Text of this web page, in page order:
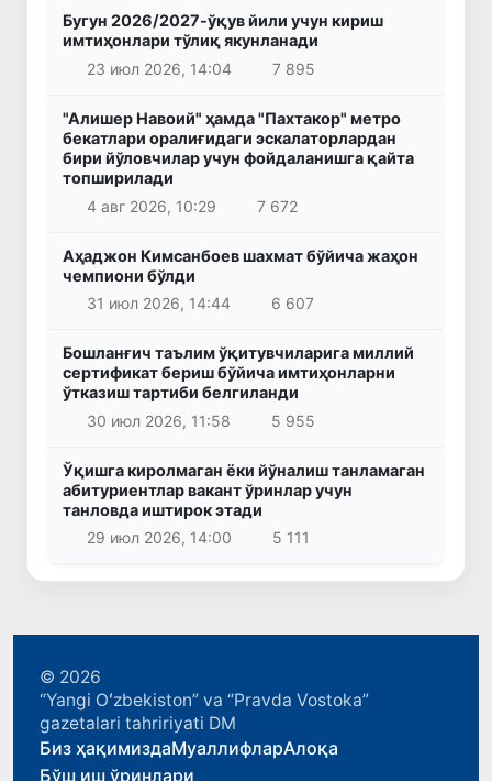
Бугун 2026/2027-ўқув йили учун кириш
имтиҳонлари тўлиқ якунланади
23 июл 2026, 14:04
7 895
"Алишер Навоий" ҳамда "Пахтакор" метро
бекатлари оралиғидаги эскалаторлардан
бири йўловчилар учун фойдаланишга қайта
топширилади
4 авг 2026, 10:29
7 672
Аҳаджон Кимсанбоев шахмат бўйича жаҳон
чемпиони бўлди
31 июл 2026, 14:44
6 607
Бошланғич таълим ўқитувчиларига миллий
сертификат бериш бўйича имтиҳонларни
ўтказиш тартиби белгиланди
30 июл 2026, 11:58
5 955
Ўқишга киролмаган ёки йўналиш танламаган
абитуриентлар вакант ўринлар учун
танловда иштирок этади
29 июл 2026, 14:00
5 111
© 2026
“Yangi Oʻzbekiston” va “Pravda Vostoka”
gazetalari tahririyati DM
Биз ҳақимиздаМуаллифларАлоқа
Бўш иш ўринлари